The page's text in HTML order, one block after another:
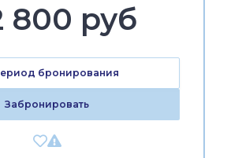
800 руб
бронирования
Забронировать